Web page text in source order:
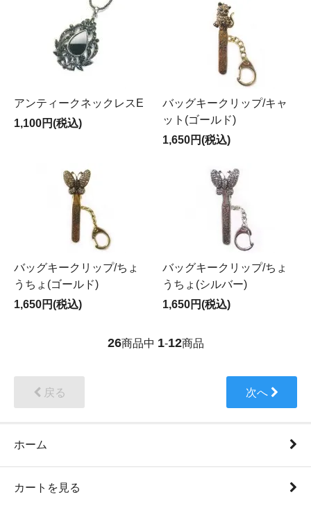
アンティークネックレスE
1,100円(税込)
バッグキークリップ/キャ
ット(ゴールド)
1,650円(税込)
バッグキークリップ/ちょ
うちょ(ゴールド)
1,650円(税込)
バッグキークリップ/ちょ
うちょ(シルバー)
1,650円(税込)
26商品中 1-12商品
戻る 次へ
ホーム
カートを見る